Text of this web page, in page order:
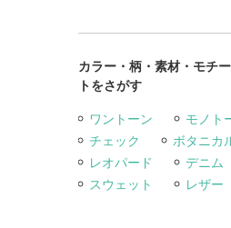
カラー・柄・素材・モチ
トをさがす
ワントーン
モノト
チェック
ボタニカ
レオパード
デニム
スウェット
レザー